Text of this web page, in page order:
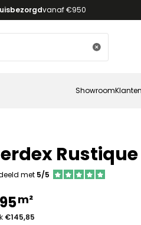
vanaf €950
Showroom
Rustique
met 5/5
m²
€145,85